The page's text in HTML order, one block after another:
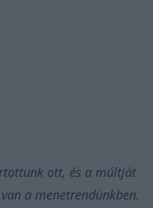
ott, és a múltját
a menetrendünkben.